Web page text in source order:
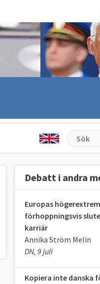
Debatt i andra
Europas
förhoppningsvis
karriär
Annika Ström Melin
DN, 9 juli
Kopiera inte danska